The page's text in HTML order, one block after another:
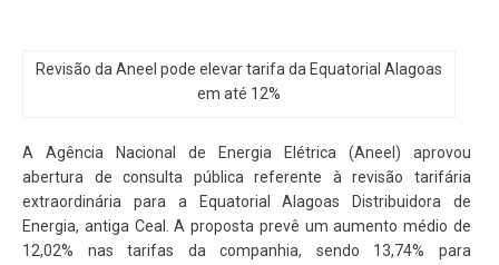
Revisão da Aneel pode elevar tarifa da Equatorial Alagoas
em até 12%
A Agência Nacional de Energia Elétrica (Aneel) aprovou
abertura de consulta pública referente à revisão tarifária
extraordinária para a Equatorial Alagoas Distribuidora de
Energia, antiga Ceal. A proposta prevê um aumento médio de
12,02% nas tarifas da companhia, sendo 13,74% para